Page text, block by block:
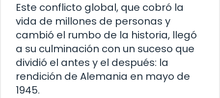
Este conflicto global, que cobró la
vida de millones de personas y
cambió el rumbo de la historia, llegó
a su culminación con un suceso que
dividió el antes y el después: la
rendición de Alemania en mayo de
1945.